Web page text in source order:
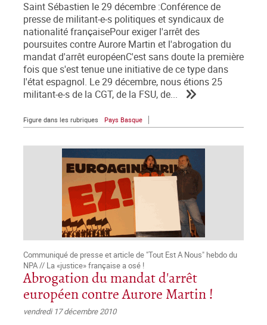
Saint Sébastien le 29 décembre :Conférence de
presse de militant-e-s politiques et syndicaux de
nationalité françaisePour exiger l'arrêt des
poursuites contre Aurore Martin et l'abrogation du
mandat d'arrêt européenC'est sans doute la première
fois que s'est tenue une initiative de ce type dans
l'état espagnol. Le 29 décembre, nous étions 25
militant-e-s de la CGT, de la FSU, de...
Figure dans les rubriques Pays Basque
Communiqué de presse et article de "Tout Est A Nous" hebdo du
NPA // La «justice» française a osé !
Abrogation du mandat d'arrêt
européen contre Aurore Martin !
vendredi 17 décembre 2010